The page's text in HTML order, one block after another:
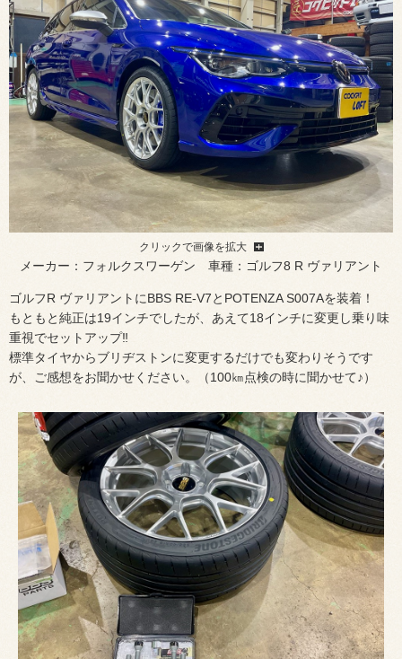
クリックで画像を拡大
メーカー：フォルクスワーゲン 車種：ゴルフ8 R ヴァリアント
ゴルフR ヴァリアントにBBS RE-V7とPOTENZA S007Aを装着！
もともと純正は19インチでしたが、あえて18インチに変更し乗り味
重視でセットアップ‼
標準タイヤからブリヂストンに変更するだけでも変わりそうです
が、ご感想をお聞かせください。（100㎞点検の時に聞かせて♪）